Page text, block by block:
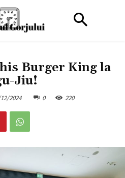
Burger King la
Jiu!
2024 0 220